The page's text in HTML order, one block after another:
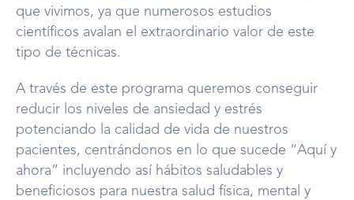
que vivimos, ya que numerosos estudios
científicos avalan el extraordinario valor de este
tipo de técnicas.
A través de este programa queremos conseguir
reducir los niveles de ansiedad y estrés
potenciando la calidad de vida de nuestros
pacientes, centrándonos en lo que sucede “Aquí y
ahora” incluyendo así hábitos saludables y
beneficiosos para nuestra salud física, mental y